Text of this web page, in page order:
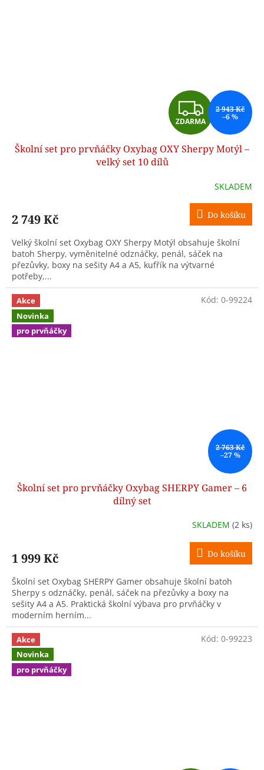
Z
D
A
R
M
A
ZDARMA
2 943 Kč
–6 %
Školní set pro prvňáčky Oxybag OXY Sherpy Motýl –
velký set 10 dílů
SKLADEM
2 749 Kč Do košíku
Velký školní set Oxybag OXY Sherpy Motýl obsahuje školní
batoh Sherpy, vyměnitelné odznáčky, penál, sáček na
přezůvky, boxy na sešity A4 a A5, kufřík na výtvarné
potřeby,...
Akce
Novinka
pro prvňáčky
2 763 Kč
–27 %
Školní set pro prvňáčky Oxybag SHERPY Gamer – 6
dílný set
SKLADEM (2 ks)
1 999 Kč Do košíku
Školní set Oxybag SHERPY Gamer obsahuje školní batoh
Sherpy s odznáčky, penál, sáček na přezůvky a boxy na
sešity A4 a A5. Praktická školní výbava pro prvňáčky v
moderním herním...
Kód: 0-99224
Akce
Novinka
pro prvňáčky
Kód: 0-99223